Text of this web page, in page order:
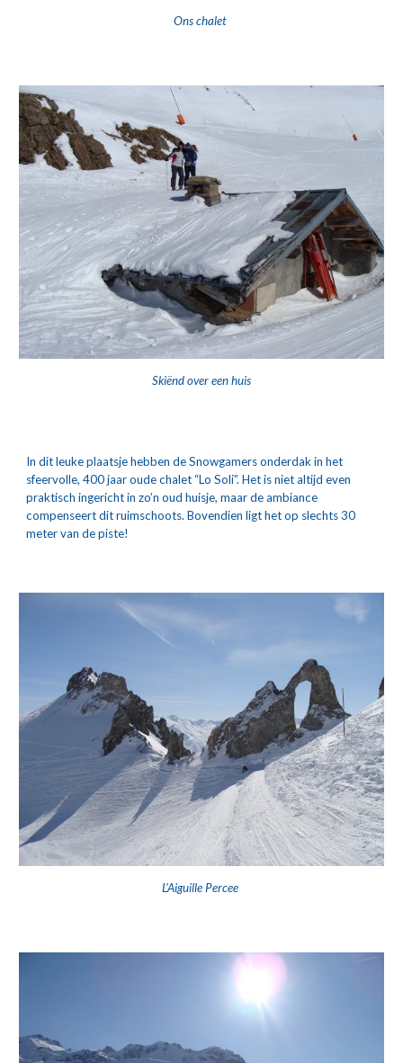
Ons chalet
Skiënd over een huis
In dit leuke plaatsje hebben de Snowgamers onderdak in het
sfeervolle, 400 jaar oude chalet “Lo Soli”. Het is niet altijd even
praktisch ingericht in zo’n oud huisje, maar de ambiance
compenseert dit ruimschoots. Bovendien ligt het op slechts 30
meter van de piste!
L'Aiguille Percee